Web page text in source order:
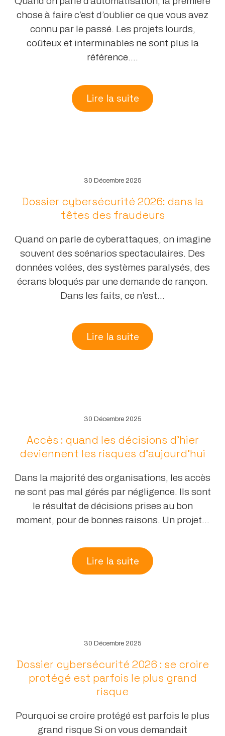
chose à faire c’est d’oublier ce que vous avez
connu par le passé. Les projets lourds,
coûteux et interminables ne sont plus la
référence....
Lire la suite
30 Décembre 2025
Dossier cybersécurité 2026: dans la
têtes des fraudeurs
Quand on parle de cyberattaques, on imagine
souvent des scénarios spectaculaires. Des
données volées, des systèmes paralysés, des
écrans bloqués par une demande de rançon.
Dans les faits, ce n’est...
Lire la suite
30 Décembre 2025
Accès : quand les décisions d’hier
deviennent les risques d’aujourd’hui
Dans la majorité des organisations, les accès
ne sont pas mal gérés par négligence. Ils sont
le résultat de décisions prises au bon
moment, pour de bonnes raisons. Un projet...
Lire la suite
30 Décembre 2025
Dossier cybersécurité 2026 : se croire
protégé est parfois le plus grand
risque
Pourquoi se croire protégé est parfois le plus
grand risque Si on vous demandait